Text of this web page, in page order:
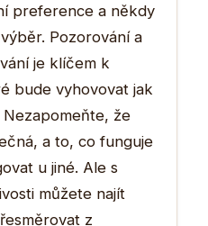
preference a někdy
Pozorování a
je klíčem k
bude vyhovovat jak
že
a to, co funguje
u jiné. Ale s
můžete najít
z